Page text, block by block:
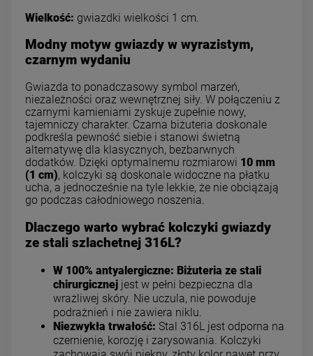
Wielkość: gwiazdki wielkości 1 cm.
Modny motyw gwiazdy w wyrazistym,
czarnym wydaniu
Gwiazda to ponadczasowy symbol marzeń,
niezależności oraz wewnętrznej siły. W połączeniu z
czarnymi kamieniami zyskuje zupełnie nowy,
tajemniczy charakter. Czarna biżuteria doskonale
podkreśla pewność siebie i stanowi świetną
alternatywę dla klasycznych, bezbarwnych
dodatków. Dzięki optymalnemu rozmiarowi 10 mm
(1 cm), kolczyki są doskonale widoczne na płatku
ucha, a jednocześnie na tyle lekkie, że nie obciążają
go podczas całodniowego noszenia.
Dlaczego warto wybrać kolczyki gwiazdy
ze stali szlachetnej 316L?
W 100% antyalergiczne: Biżuteria ze stali
chirurgicznej jest w pełni bezpieczna dla
wrażliwej skóry. Nie uczula, nie powoduje
podrażnień i nie zawiera niklu.
Niezwykła trwałość: Stal 316L jest odporna na
czernienie, korozję i zarysowania. Kolczyki